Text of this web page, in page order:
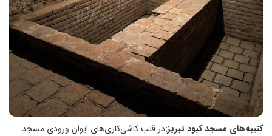
کتیبه‌های مسجد کبود تبریز:در قلب کاشی‌کاری‌های ایوان ورودی مسجد